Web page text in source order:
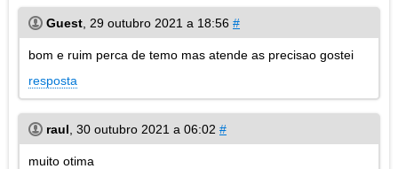
Guest 29 outubro 2021 a 18:56 #
bom e ruim perca de temo mas atende as precisao gostei
resposta
raul 30 outubro 2021 a 06:02 #
muito otima